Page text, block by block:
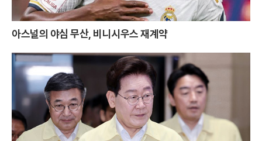
아스널의 야심 무산, 비니시우스 재계약